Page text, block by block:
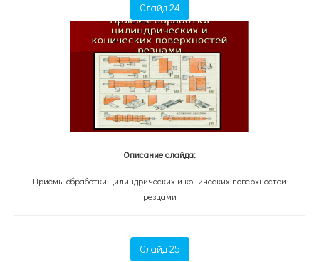
Слайд 24
Описание слайда:
Приемы обработки цилиндрических и конических поверхностей
резцами
Слайд 25